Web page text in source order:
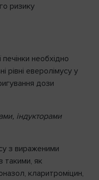
ризику
необхідно
рівні еверолімусу у
дози
індукторами
з вираженими
такими, як
кларитроміцин,